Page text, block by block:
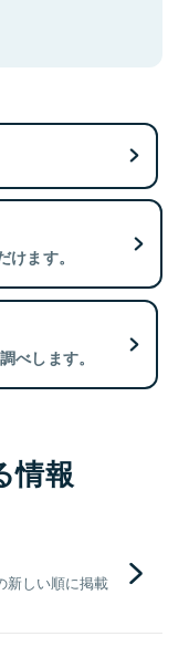
ます。
べします。
情報
新しい順に掲載